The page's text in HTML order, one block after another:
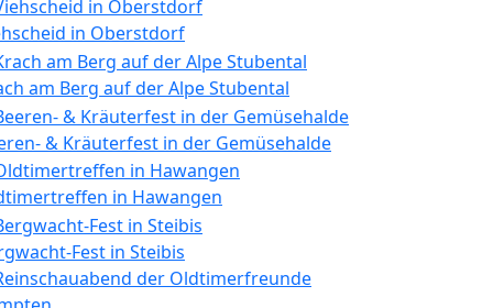
in Oberstdorf
am Berg auf der Alpe Stubental
& Kräuterfest in der Gemüsehalde
in Hawangen
Fest in Steibis